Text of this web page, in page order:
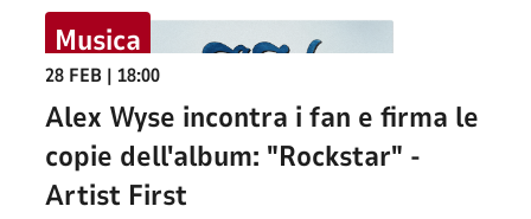
Musica
28 FEB | 18:00
Alex Wyse incontra i fan e firma le
copie dell'album: "Rockstar" -
Artist First